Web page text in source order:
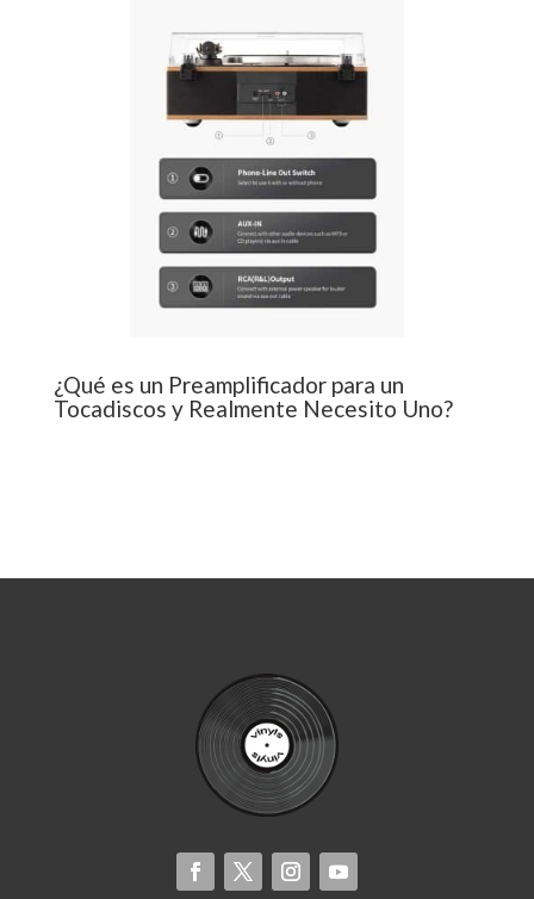
¿Qué es un Preamplificador para un
Tocadiscos y Realmente Necesito Uno?